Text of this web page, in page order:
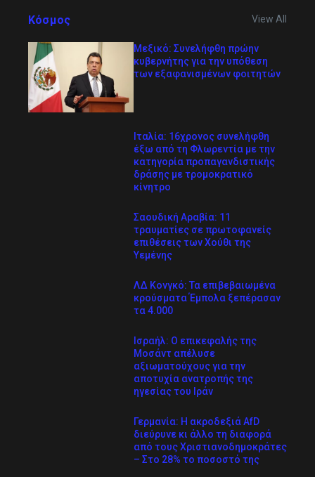
Κόσμος View All
Μεξικό: Συνελήφθη πρώην
κυβερνήτης για την υπόθεση
των εξαφανισμένων φοιτητών
Ιταλία: 16χρονος συνελήφθη
έξω από τη Φλωρεντία με την
κατηγορία προπαγανδιστικής
δράσης με τρομοκρατικό
κίνητρο
Σαουδική Αραβία: 11
τραυματίες σε πρωτοφανείς
επιθέσεις των Χούθι της
Υεμένης
ΛΔ Κονγκό: Τα επιβεβαιωμένα
κρούσματα Έμπολα ξεπέρασαν
τα 4.000
Ισραήλ: Ο επικεφαλής της
Μοσάντ απέλυσε
αξιωματούχους για την
αποτυχία ανατροπής της
ηγεσίας του Ιράν
Γερμανία: Η ακροδεξιά AfD
διεύρυνε κι άλλο τη διαφορά
από τους Χριστιανοδημοκράτες
– Στο 28% το ποσοστό της